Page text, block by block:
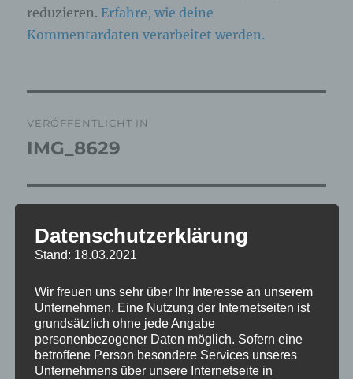
reduzieren. Erfahre, wie deine
Kommentardaten verarbeitet werden.
VERÖFFENTLICHT IN
IMG_8629
Datenschutzerklärung
Stand: 18.03.2021
Wir freuen uns sehr über Ihr Interesse an unserem
Unternehmen. Eine Nutzung der Internetseiten ist
grundsätzlich ohne jede Angabe
personenbezogener Daten möglich. Sofern eine
betroffene Person besondere Services unseres
Unternehmens über unsere Internetseite in